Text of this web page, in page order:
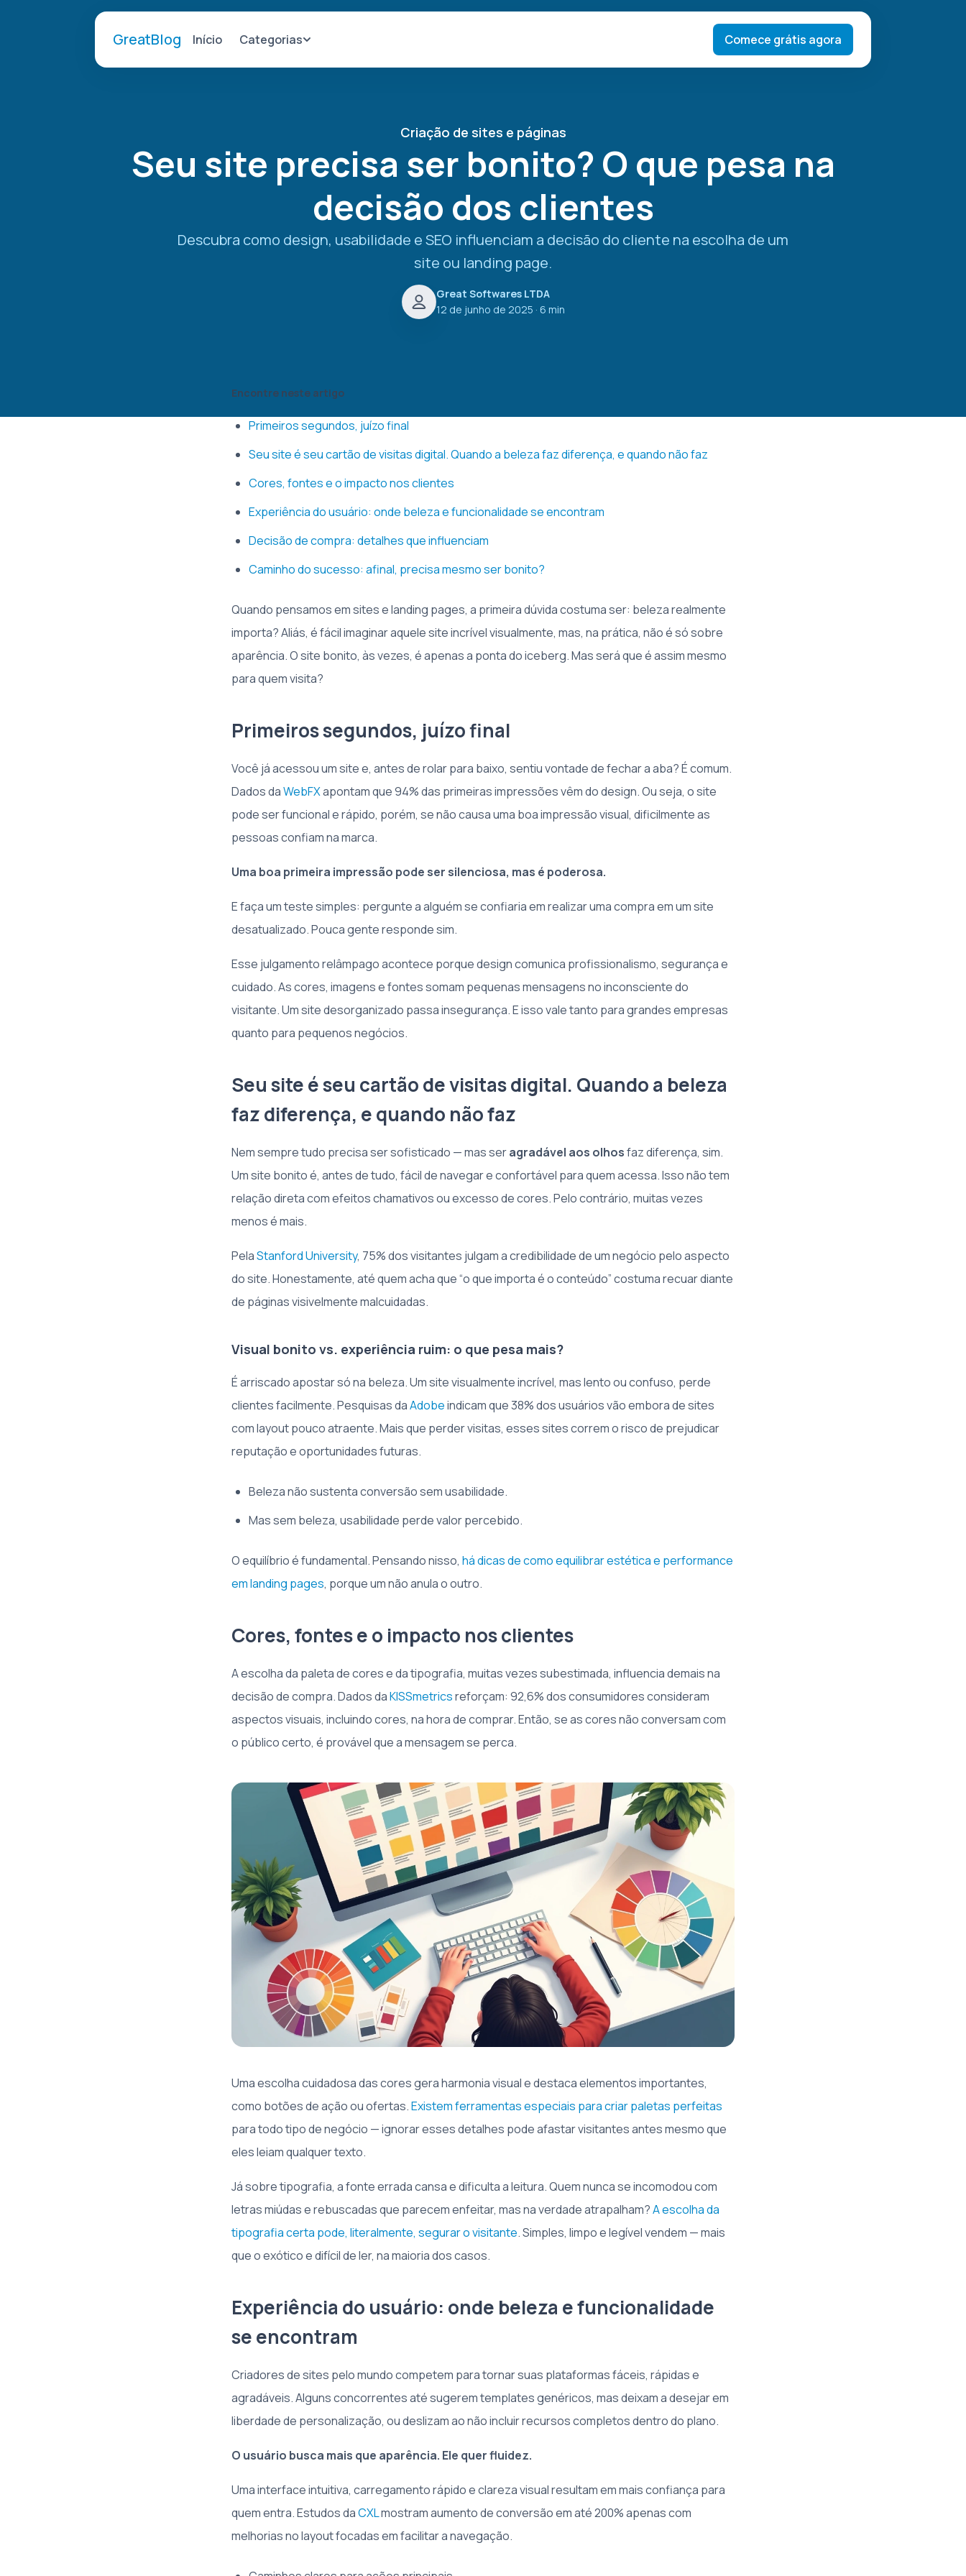
GreatBlog Início Categorias Comece grátis agora
Criação de sites e páginas
Seu site precisa ser bonito? O que pesa na
decisão dos clientes
Descubra como design, usabilidade e SEO influenciam a decisão do cliente na escolha de um
site ou landing page.
Great Softwares LTDA
12 de junho de 2025 · 6 min
Encontre neste artigo
Primeiros segundos, juízo final
Seu site é seu cartão de visitas digital. Quando a beleza faz diferença, e quando não faz
Cores, fontes e o impacto nos clientes
Experiência do usuário: onde beleza e funcionalidade se encontram
Decisão de compra: detalhes que influenciam
Caminho do sucesso: afinal, precisa mesmo ser bonito?
Quando pensamos em sites e landing pages, a primeira dúvida costuma ser: beleza realmente
importa? Aliás, é fácil imaginar aquele site incrível visualmente, mas, na prática, não é só sobre
aparência. O site bonito, às vezes, é apenas a ponta do iceberg. Mas será que é assim mesmo
para quem visita?
Primeiros segundos, juízo final
Você já acessou um site e, antes de rolar para baixo, sentiu vontade de fechar a aba? É comum.
Dados daWebFXapontam que 94% das primeiras impressões vêm do design. Ou seja, o site
pode ser funcional e rápido, porém, se não causa uma boa impressão visual, dificilmente as
pessoas confiam na marca.
Uma boa primeira impressão pode ser silenciosa, mas é poderosa.
E faça um teste simples: pergunte a alguém se confiaria em realizar uma compra em um site
desatualizado. Pouca gente responde sim.
Esse julgamento relâmpago acontece porque design comunica profissionalismo, segurança e
cuidado. As cores, imagens e fontes somam pequenas mensagens no inconsciente do
visitante. Um site desorganizado passa insegurança. E isso vale tanto para grandes empresas
quanto para pequenos negócios.
Seu site é seu cartão de visitas digital. Quando a beleza
faz diferença, e quando não faz
Nem sempre tudo precisa ser sofisticado — mas seragradável aos olhosfaz diferença, sim.
Um site bonito é, antes de tudo, fácil de navegar e confortável para quem acessa. Isso não tem
relação direta com efeitos chamativos ou excesso de cores. Pelo contrário, muitas vezes
menos é mais.
PelaStanford University, 75% dos visitantes julgam a credibilidade de um negócio pelo aspecto
do site. Honestamente, até quem acha que “o que importa é o conteúdo” costuma recuar diante
de páginas visivelmente malcuidadas.
Visual bonito vs. experiência ruim: o que pesa mais?
É arriscado apostar só na beleza. Um site visualmente incrível, mas lento ou confuso, perde
clientes facilmente. Pesquisas daAdobeindicam que 38% dos usuários vão embora de sites
com layout pouco atraente. Mais que perder visitas, esses sites correm o risco de prejudicar
reputação e oportunidades futuras.
Beleza não sustenta conversão sem usabilidade.
Mas sem beleza, usabilidade perde valor percebido.
O equilíbrio é fundamental. Pensando nisso, há dicas de como equilibrar estética e performance
em landing pages, porque um não anula o outro.
Cores, fontes e o impacto nos clientes
A escolha da paleta de cores e da tipografia, muitas vezes subestimada, influencia demais na
decisão de compra. Dados daKISSmetricsreforçam: 92,6% dos consumidores consideram
aspectos visuais, incluindo cores, na hora de comprar. Então, se as cores não conversam com
o público certo, é provável que a mensagem se perca.
Uma escolha cuidadosa das cores gera harmonia visual e destaca elementos importantes,
como botões de ação ou ofertas.Existem ferramentas especiais para criar paletas perfeitas
para todo tipo de negócio — ignorar esses detalhes pode afastar visitantes antes mesmo que
eles leiam qualquer texto.
Já sobre tipografia, a fonte errada cansa e dificulta a leitura. Quem nunca se incomodou com
letras miúdas e rebuscadas que parecem enfeitar, mas na verdade atrapalham?A escolha da
tipografia certa pode, literalmente, segurar o visitante. Simples, limpo e legível vendem — mais
que o exótico e difícil de ler, na maioria dos casos.
Experiência do usuário: onde beleza e funcionalidade
se encontram
Criadores de sites pelo mundo competem para tornar suas plataformas fáceis, rápidas e
agradáveis. Alguns concorrentes até sugerem templates genéricos, mas deixam a desejar em
liberdade de personalização, ou deslizam ao não incluir recursos completos dentro do plano.
O usuário busca mais que aparência. Ele quer fluidez.
Uma interface intuitiva, carregamento rápido e clareza visual resultam em mais confiança para
quem entra. Estudos daCXLmostram aumento de conversão em até 200% apenas com
melhorias no layout focadas em facilitar a navegação.